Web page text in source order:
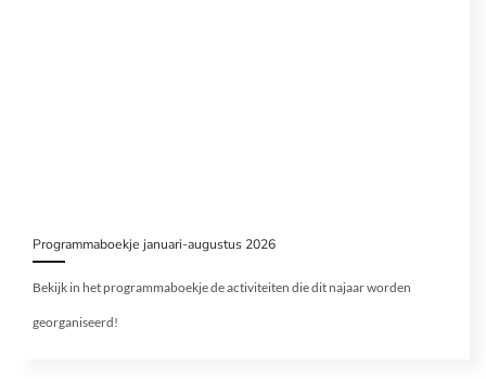
Programmaboekje januari-augustus 2026
Bekijk in het programmaboekje de activiteiten die dit najaar worden
georganiseerd!